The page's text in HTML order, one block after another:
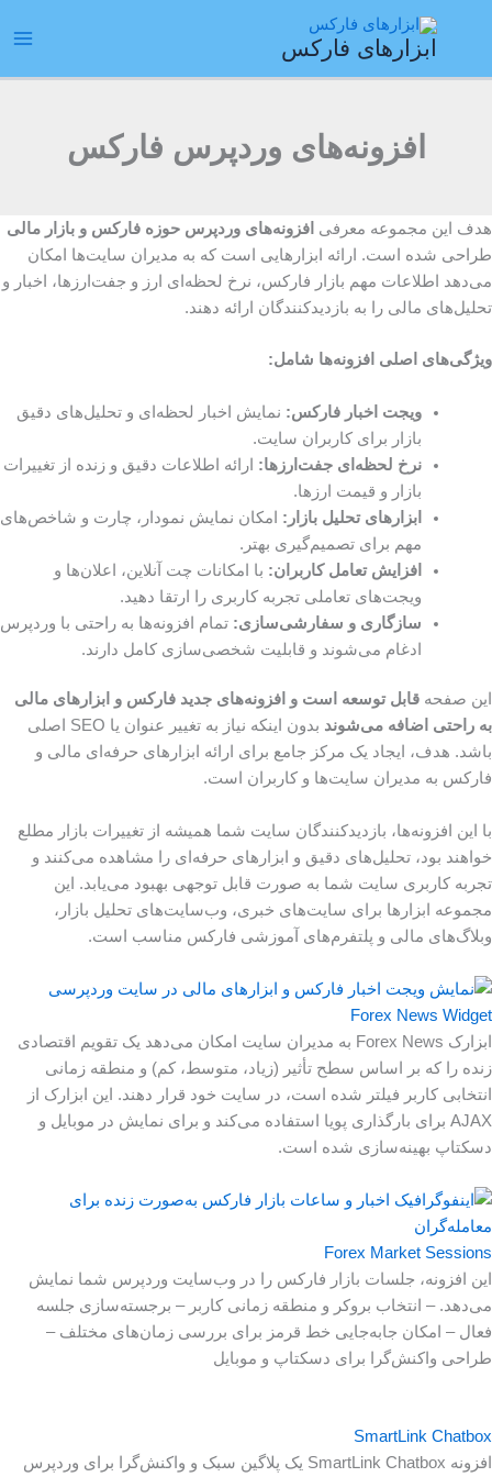
ابزارهای فارکس
افزونه‌های وردپرس فارکس
هدف این مجموعه معرفی افزونه‌های وردپرس حوزه فارکس و بازار مالی
طراحی شده است. ارائه ابزارهایی است که به مدیران سایت‌ها امکان
می‌دهد اطلاعات مهم بازار فارکس، نرخ لحظه‌ای ارز و جفت‌ارزها، اخبار و
تحلیل‌های مالی را به بازدیدکنندگان ارائه دهند.
ویژگی‌های اصلی افزونه‌ها شامل:
ویجت اخبار فارکس: نمایش اخبار لحظه‌ای و تحلیل‌های دقیق
بازار برای کاربران سایت.
نرخ لحظه‌ای جفت‌ارزها: ارائه اطلاعات دقیق و زنده از تغییرات
بازار و قیمت ارزها.
ابزارهای تحلیل بازار: امکان نمایش نمودار، چارت و شاخص‌های
مهم برای تصمیم‌گیری بهتر.
افزایش تعامل کاربران: با امکانات چت آنلاین، اعلان‌ها و
ویجت‌های تعاملی تجربه کاربری را ارتقا دهید.
سازگاری و سفارشی‌سازی: تمام افزونه‌ها به راحتی با وردپرس
ادغام می‌شوند و قابلیت شخصی‌سازی کامل دارند.
این صفحه قابل توسعه است و افزونه‌های جدید فارکس و ابزارهای مالی
به راحتی اضافه می‌شوند
بدون اینکه نیاز به تغییر عنوان یا SEO اصلی
باشد. هدف، ایجاد یک مرکز جامع برای ارائه ابزارهای حرفه‌ای مالی و
فارکس به مدیران سایت‌ها و کاربران است.
با این افزونه‌ها، بازدیدکنندگان سایت شما همیشه از تغییرات بازار مطلع
خواهند بود، تحلیل‌های دقیق و ابزارهای حرفه‌ای را مشاهده می‌کنند و
تجربه کاربری سایت شما به صورت قابل توجهی بهبود می‌یابد. این
مجموعه ابزارها برای سایت‌های خبری، وب‌سایت‌های تحلیل بازار،
وبلاگ‌های مالی و پلتفرم‌های آموزشی فارکس مناسب است.
Forex News Widget
ابزارک Forex News به مدیران سایت امکان می‌دهد یک تقویم اقتصادی
زنده را که بر اساس سطح تأثیر (زیاد، متوسط، کم) و منطقه زمانی
انتخابی کاربر فیلتر شده است، در سایت خود قرار دهند. این ابزارک از
AJAX برای بارگذاری پویا استفاده می‌کند و برای نمایش در موبایل و
دسکتاپ بهینه‌سازی شده است.
Forex Market Sessions
این افزونه، جلسات بازار فارکس را در وب‌سایت وردپرس شما نمایش
می‌دهد. – انتخاب بروکر و منطقه زمانی کاربر – برجسته‌سازی جلسه
فعال – امکان جابه‌جایی خط قرمز برای بررسی زمان‌های مختلف –
طراحی واکنش‌گرا برای دسکتاپ و موبایل
SmartLink Chatbox
افزونه SmartLink Chatbox یک پلاگین سبک و واکنش‌گرا برای وردپرس